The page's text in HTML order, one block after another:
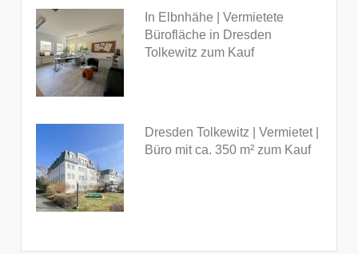
In Elbnhähe | Vermietete
Bürofläche in Dresden
Tolkewitz zum Kauf
Dresden Tolkewitz | Vermietet |
Büro mit ca. 350 m² zum Kauf